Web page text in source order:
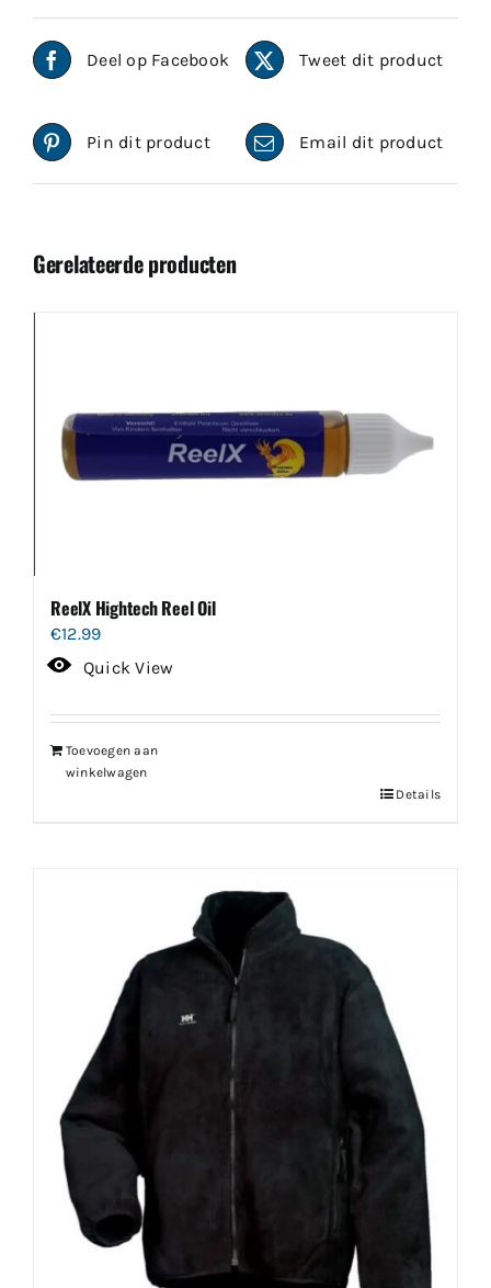
Deel op Facebook Tweet dit product
Pin dit product Email dit product
Gerelateerde producten
ReelX Hightech Reel Oil
€12.99
Quick View
Toevoegen aan
winkelwagen
Details